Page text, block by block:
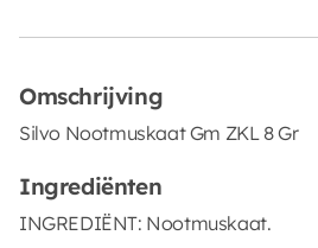
Omschrijving
Silvo Nootmuskaat Gm ZKL 8 Gr
Ingrediënten
INGREDIËNT: Nootmuskaat.